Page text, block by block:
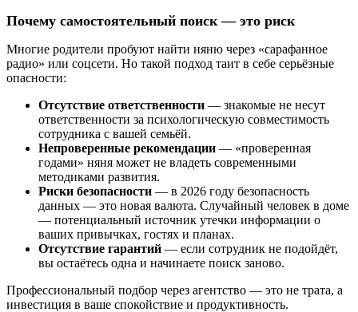
Почему самостоятельный поиск — это риск
Многие родители пробуют найти няню через «сарафанное
радио» или соцсети. Но такой подход таит в себе серьёзные
опасности:
Отсутствие ответственности — знакомые не несут
ответственности за психологическую совместимость
сотрудника с вашей семьёй.
Непроверенные рекомендации — «проверенная
годами» няня может не владеть современными
методиками развития.
Риски безопасности — в 2026 году безопасность
данных — это новая валюта. Случайный человек в доме
— потенциальный источник утечки информации о
ваших привычках, гостях и планах.
Отсутствие гарантий — если сотрудник не подойдёт,
вы остаётесь одна и начинаете поиск заново.
Профессиональный подбор через агентство — это не трата, а
инвестиция в ваше спокойствие и продуктивность.